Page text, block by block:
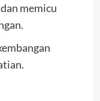
memicu